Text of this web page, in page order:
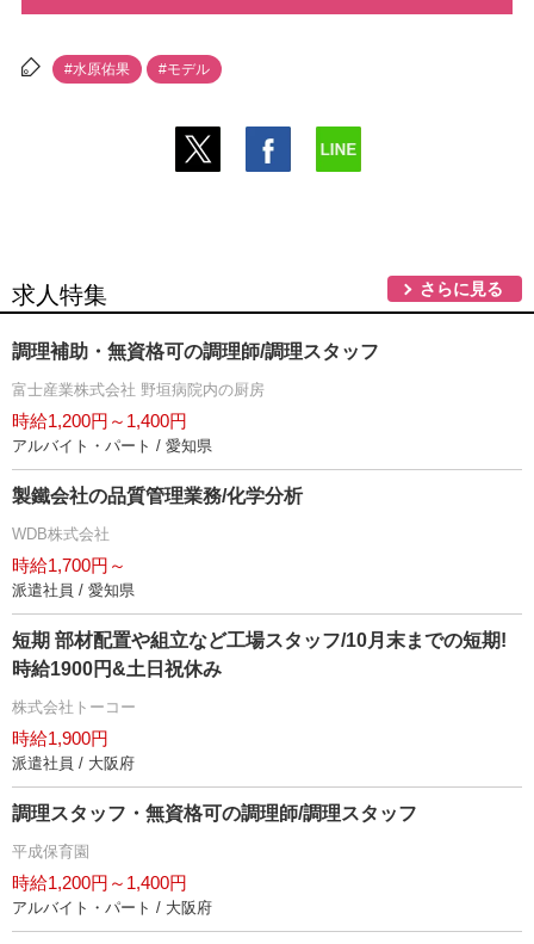
#水原佑果 #モデル
求人特集 さらに見る
調理補助・無資格可の調理師/調理スタッフ
富士産業株式会社 野垣病院内の厨房
時給1,200円～1,400円
アルバイト・パート / 愛知県
製鐵会社の品質管理業務/化学分析
WDB株式会社
時給1,700円～
派遣社員 / 愛知県
短期 部材配置や組立など工場スタッフ/10月末までの短期!
時給1900円&土日祝休み
株式会社トーコー
時給1,900円
派遣社員 / 大阪府
調理スタッフ・無資格可の調理師/調理スタッフ
平成保育園
時給1,200円～1,400円
アルバイト・パート / 大阪府